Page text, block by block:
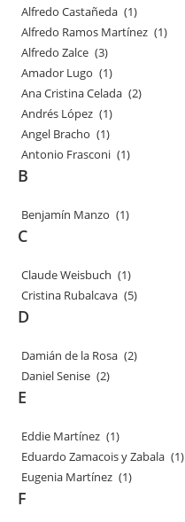
Alfredo Castañeda (1)
Alfredo Ramos Martínez (1)
Alfredo Zalce (3)
Amador Lugo (1)
Ana Cristina Celada (2)
Andrés López (1)
Angel Bracho (1)
Antonio Frasconi (1)
B
Benjamín Manzo (1)
C
Claude Weisbuch (1)
Cristina Rubalcava (5)
D
Damián de la Rosa (2)
Daniel Senise (2)
E
Eddie Martínez (1)
Eduardo Zamacois y Zabala (1)
Eugenia Martínez (1)
F